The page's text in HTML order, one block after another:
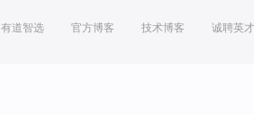
有道智选 官方博客 技术博客 诚聘英才